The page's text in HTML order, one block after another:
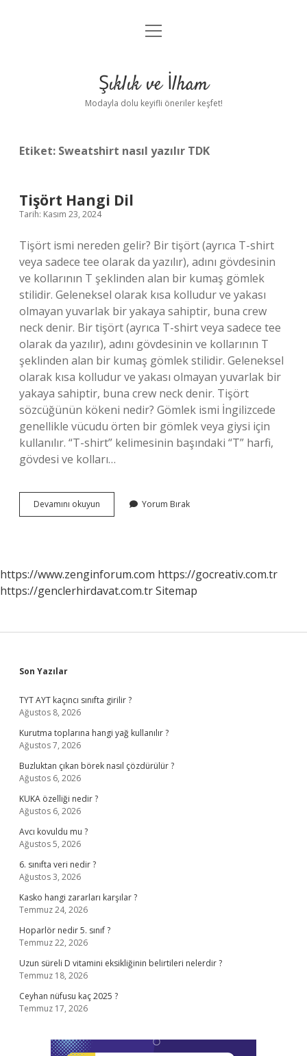
Anasayfa
Yasal Uyarı
menüyü
Şıklık ve İlham
Modayla dolu keyifli öneriler keşfet!
Etiket: Sweatshirt nasıl yazılır TDK
Tişört Hangi Dil
Tarih: Kasım 23, 2024
Tişört ismi nereden gelir? Bir tişört (ayrıca T-shirt
veya sadece tee olarak da yazılır), adını gövdesinin
ve kollarının T şeklinden alan bir kumaş gömlek
stilidir. Geleneksel olarak kısa kolludur ve yakası
olmayan yuvarlak bir yakaya sahiptir, buna crew
neck denir. Bir tişört (ayrıca T-shirt veya sadece tee
olarak da yazılır), adını gövdesinin ve kollarının T
şeklinden alan bir kumaş gömlek stilidir. Geleneksel
olarak kısa kolludur ve yakası olmayan yuvarlak bir
yakaya sahiptir, buna crew neck denir. Tişört
sözcüğünün kökeni nedir? Gömlek ismi İngilizcede
genellikle vücudu örten bir gömlek veya giysi için
kullanılır. “T-shirt” kelimesinin başındaki “T” harfi,
gövdesi ve kolları…
Devamını okuyun
Hangi
Yorum Bırak
https://www.zenginforum.com https://gocreativ.com.tr
https://genclerhirdavat.com.trSitemap
Sidebar
Son Yazılar
TYT AYT kaçıncı sınıfta girilir ?
Ağustos 8, 2026
Kurutma toplarına hangi yağ kullanılır ?
Ağustos 7, 2026
Buzluktan çıkan börek nasıl çözdürülür ?
Ağustos 6, 2026
KUKA özelliği nedir ?
Ağustos 6, 2026
Avcı kovuldu mu ?
Ağustos 5, 2026
6. sınıfta veri nedir ?
Ağustos 3, 2026
Kasko hangi zararları karşılar ?
Temmuz 24, 2026
Hoparlör nedir 5. sınıf ?
Temmuz 22, 2026
Uzun süreli D vitamini eksikliğinin belirtileri nelerdir ?
Temmuz 18, 2026
Ceyhan nüfusu kaç 2025 ?
Temmuz 17, 2026